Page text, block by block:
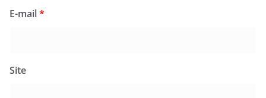
E-mail*
Site